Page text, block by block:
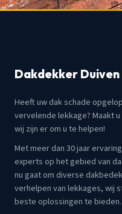
Dakdekker Duiven
Heeft uw dak schade
vervelende lekkage? Maakt
wij zijn er om u te helpen!
Met meer dan 30 jaar
experts op het gebied van
nu gaat om diverse
verhelpen van lekkages, wij
beste oplossingen te bieden.